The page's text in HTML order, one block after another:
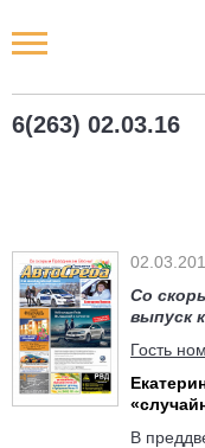
6(263) 02.03.16
Со
выпуск
Гость
В
Новости РФ
Наши мероприятия
Статьи